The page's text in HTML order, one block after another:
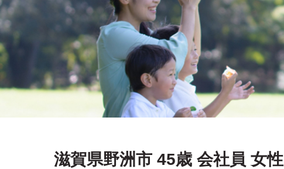
滋賀県野洲市 45歳 会社員 女性